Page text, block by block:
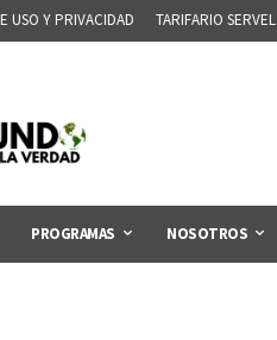
USO Y PRIVACIDAD TARIFARIO SERVEL
PROGRAMAS NOSOTROS